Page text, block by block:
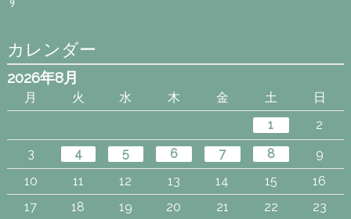
カレンダー
2026年8月
月 火 水 木 金 土
日
1
2
3
4 5 6 7 8
9
10
11 12 13 14 15
16
17
18 19 20 21 22
23